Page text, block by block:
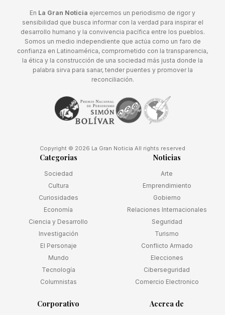
En La Gran Noticia ejercemos un periodismo de rigor y
sensibilidad que busca informar con la verdad para inspirar el
desarrollo humano y la convivencia pacífica entre los pueblos.
Somos un medio independiente que actúa como un faro de
confianza en Latinoamérica, comprometido con la transparencia,
la ética y la construcción de una sociedad más justa donde la
palabra sirva para sanar, tender puentes y promover la
reconciliación.
Copyright © 2026 La Gran Noticia All rights reserved
Categorias
Sociedad
Cultura
Curiosidades
Economía
Ciencia y Desarrollo
Investigación
El Personaje
Mundo
Tecnología
Columnistas
Noticias
Arte
Emprendimiento
Gobierno
Relaciones Internacionales
Seguridad
Turismo
Conflicto Armado
Elecciones
Ciberseguridad
Comercio Electronico
Corporativo Acerca de